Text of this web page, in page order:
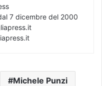
7 dicembre del 2000
Michele Punzi